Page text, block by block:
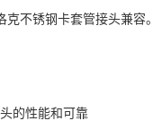
不锈钢卡套管接头兼容。
的性能和可靠